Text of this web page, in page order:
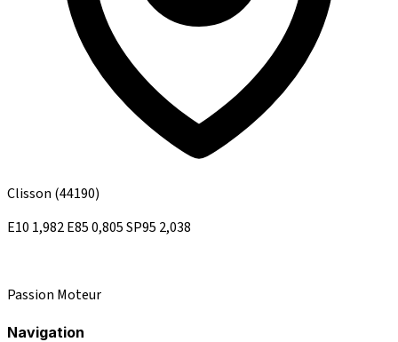
Clisson (44190)
E10 1,982E850,805SP95 2,038
Passion Moteur
Navigation